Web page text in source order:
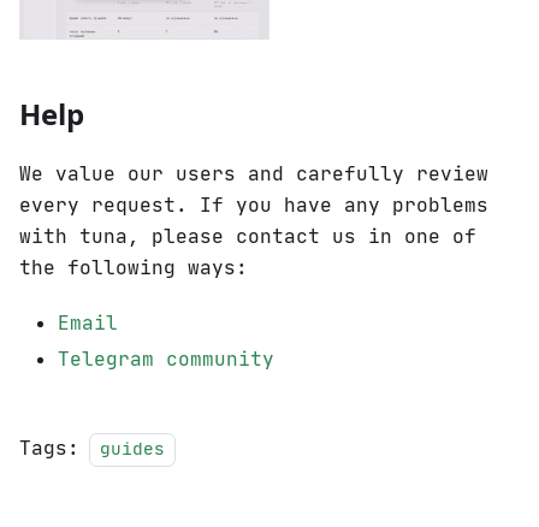
Help
We value our users and carefully review
every request. If you have any problems
with tuna, please contact us in one of
the following ways:
Email
Telegram community
Tags: guides